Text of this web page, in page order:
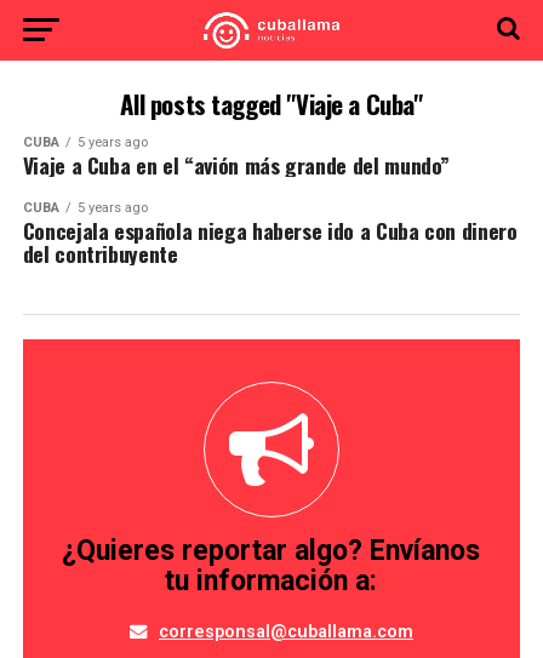
All posts tagged "Viaje a Cuba"
CUBA 5 years ago
Viaje a Cuba en el “avión más grande del mundo”
CUBA 5 years ago
Concejala española niega haberse ido a Cuba con dinero
del contribuyente
¿Quieres reportar algo? Envíanos
tu información a:
corresponsal@cuballama.com